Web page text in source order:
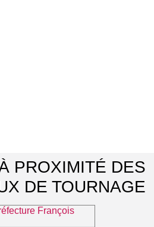
PROXIMITÉ DES
DE TOURNAGE